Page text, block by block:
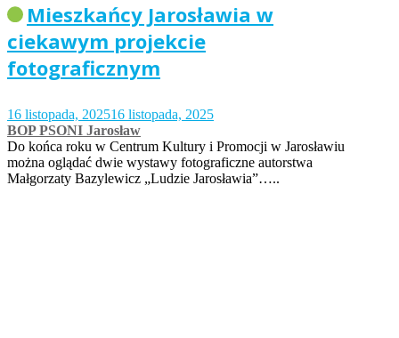
Mieszkańcy Jarosławia w
ciekawym projekcie
fotograficznym
16 listopada, 202516 listopada, 2025
BOP PSONI Jarosław
Do końca roku w Centrum Kultury i Promocji w Jarosławiu
można oglądać dwie wystawy fotograficzne autorstwa
Małgorzaty Bazylewicz „Ludzie Jarosławia”…..